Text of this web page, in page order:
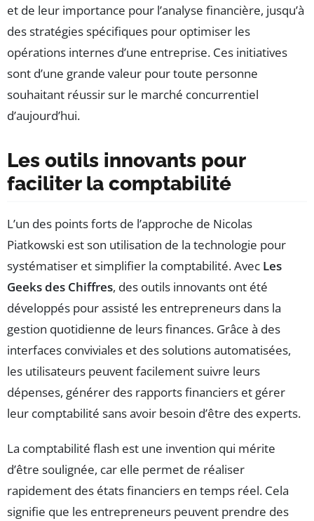
et de leur importance pour l’analyse financière, jusqu’à
des stratégies spécifiques pour optimiser les
opérations internes d’une entreprise. Ces initiatives
sont d’une grande valeur pour toute personne
souhaitant réussir sur le marché concurrentiel
d’aujourd’hui.
Les outils innovants pour
faciliter la comptabilité
L’un des points forts de l’approche de Nicolas
Piatkowski est son utilisation de la technologie pour
systématiser et simplifier la comptabilité. Avec Les
Geeks des Chiffres, des outils innovants ont été
développés pour assisté les entrepreneurs dans la
gestion quotidienne de leurs finances. Grâce à des
interfaces conviviales et des solutions automatisées,
les utilisateurs peuvent facilement suivre leurs
dépenses, générer des rapports financiers et gérer
leur comptabilité sans avoir besoin d’être des experts.
La comptabilité flash est une invention qui mérite
d’être soulignée, car elle permet de réaliser
rapidement des états financiers en temps réel. Cela
signifie que les entrepreneurs peuvent prendre des